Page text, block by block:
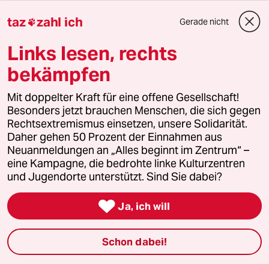
Lowandorder
21.10.2023
@Jalella:
Tja - Juristerei - ist manchmal - nein
häufig - ein Glasperlenspiel! Woll
&
Als Richter - mußte entscheiden -
was auf den Tisch kommt •
C Christian29
20.10.2023, 14:34 Uhr
@Jalella:
taz zahl ich Gerade nicht
Links lesen, rechts
bekämpfen
Mit doppelter Kraft für eine offene Gesellschaft!
Besonders jetzt brauchen Menschen, die sich gegen
Rechtsextremismus einsetzen, unsere Solidarität.
Daher gehen 50 Prozent der Einnahmen aus
Neuanmeldungen an „Alles beginnt im Zentrum“ –
eine Kampagne, die bedrohte linke Kulturzentren
und Jugendorte unterstützt. Sind Sie dabei?
 Ja, ich will
Schon dabei!